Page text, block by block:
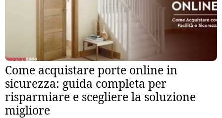
Come acquistare porte online in
sicurezza: guida completa per
risparmiare e scegliere la soluzione
migliore